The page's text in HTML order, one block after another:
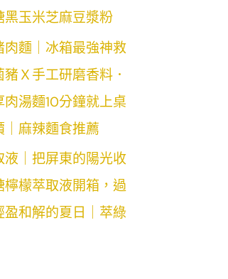
玉米芝麻豆漿粉
肉麵｜冰箱最強神救
Ｘ手工研磨香料．
湯麵10分鐘就上桌
｜麻辣麵食推薦
液｜把屏東的陽光收
檬萃取液開箱，過
和解的夏日｜萃綠